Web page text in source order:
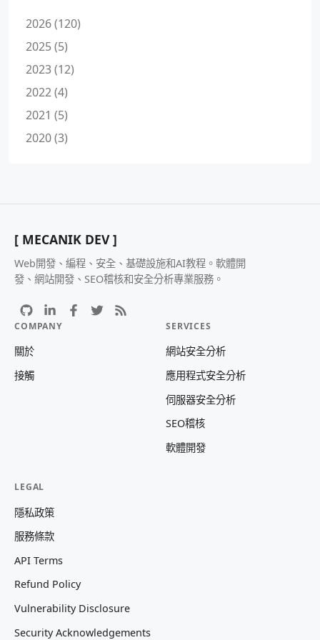
2026 (120)
2025 (5)
2023 (12)
2022 (4)
2021 (5)
2020 (3)
[ MECANIK DEV ]
Web開發、編程、安全、基礎設施和AI教程。軟體開
發、網站開發、SEO稽核和安全分析專業服務。
COMPANY
關於
接觸
SERVICES
網站安全分析
應用程式安全分析
伺服器安全分析
SEO稽核
軟體開發
LEGAL
隱私政策
服務條款
API Terms
Refund Policy
Vulnerability Disclosure
Security Acknowledgements